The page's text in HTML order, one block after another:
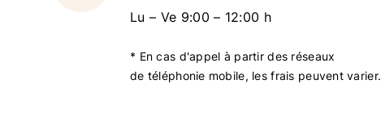
Lu – Ve 9:00 – 12:00 h
* En cas d'appel à partir des réseaux
de téléphonie mobile, les frais peuvent varier.